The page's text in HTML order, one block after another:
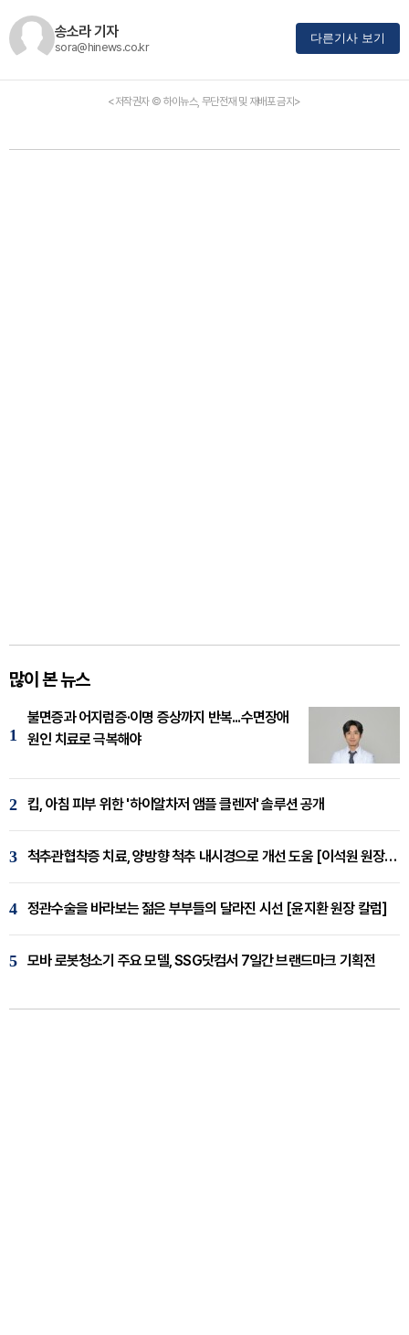
송소라 기자
sora@hinews.co.kr
다른기사 보기
<저작권자 © 하이뉴스, 무단전재 및 재배포 금지>
많이 본 뉴스
1
불면증과 어지럼증·이명 증상까지 반복...수면장애
원인 치료로 극복해야
2 킵, 아침 피부 위한 '하이알차저 앰플 클렌저' 솔루션 공개
3 척추관협착증 치료, 양방향 척추 내시경으로 개선 도움 [이석원 원장 칼럼]
4 정관수술을 바라보는 젊은 부부들의 달라진 시선 [윤지환 원장 칼럼]
5 모바 로봇청소기 주요 모델, SSG닷컴서 7일간 브랜드마크 기획전